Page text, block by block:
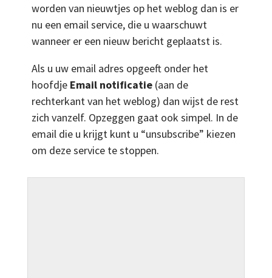
worden van nieuwtjes op het weblog dan is er
nu een email service, die u waarschuwt
wanneer er een nieuw bericht geplaatst is.
Als u uw email adres opgeeft onder het
hoofdje Email notificatie(aan de
rechterkant van het weblog) dan wijst de rest
zich vanzelf. Opzeggen gaat ook simpel. In de
email die u krijgt kunt u “unsubscribe” kiezen
om deze service te stoppen.